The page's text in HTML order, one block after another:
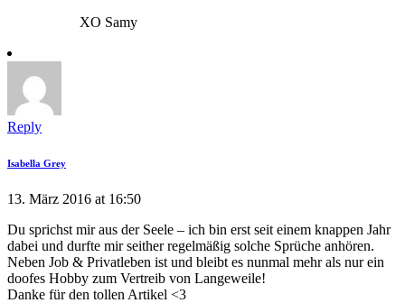
XO Samy
Reply
Isabella Grey
13. März 2016 at 16:50
Du sprichst mir aus der Seele – ich bin erst seit einem knappen Jahr
dabei und durfte mir seither regelmäßig solche Sprüche anhören.
Neben Job & Privatleben ist und bleibt es nunmal mehr als nur ein
doofes Hobby zum Vertreib von Langeweile!
Danke für den tollen Artikel <3